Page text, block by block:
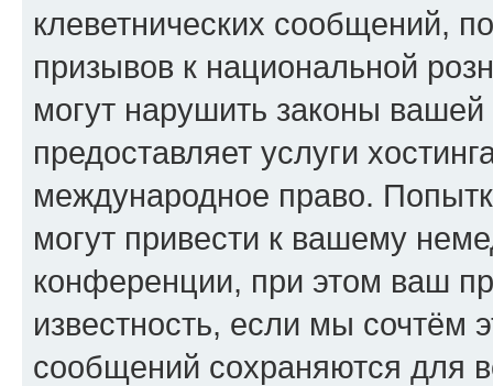
клеветнических сообщений,
призывов к национальной
могут нарушить законы
предоставляет услуги
международное право.
могут привести к вашему
конференции, при этом ваш
известность, если мы сочтём
сообщений сохраняются для